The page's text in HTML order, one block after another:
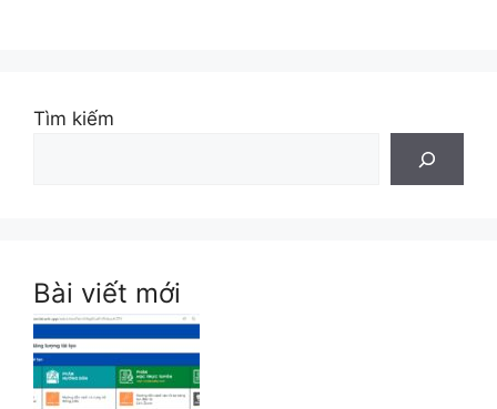
Tìm kiếm
Bài viết mới